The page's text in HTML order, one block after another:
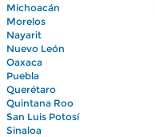
Michoacán
Morelos
Nayarit
Nuevo León
Oaxaca
Puebla
Querétaro
Quintana Roo
San Luis Potosí
Sinaloa